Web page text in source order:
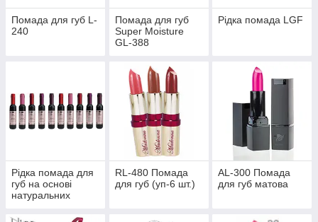
Помада для губ L-
240
Помада для губ
Super Moisture
GL-388
Рідка помада LGF
Рідка помада для
губ на основі
натуральних
RL-480 Помада
для губ (уп-6 шт.)
AL-300 Помада
для губ матова